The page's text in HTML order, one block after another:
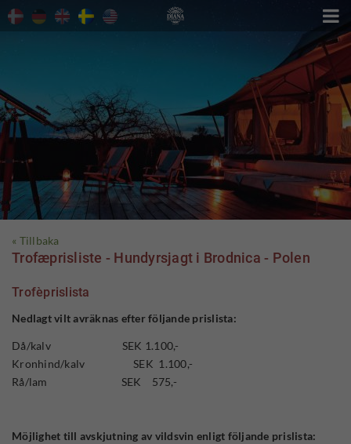

« Tillbaka
Trofæprisliste - Hundyrsjagt i Brodnica - Polen
Trofèprislista
Nedlagt vilt avräknas efter följande prislista:
Då/kalv SEK 1.100,-
Kronhind/kalv SEK 1.100,-
Rå/lam SEK 575,-
Möjlighet till avskjutning av vildsvin enligt följande prislista: